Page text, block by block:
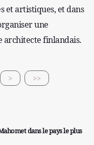
et artistiques, et dans
une
architecte finlandais.
> >>
dans le pays le plus